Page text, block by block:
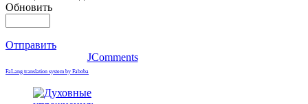
Обновить
Отправить
JComments
FaLang translation system by Faboba